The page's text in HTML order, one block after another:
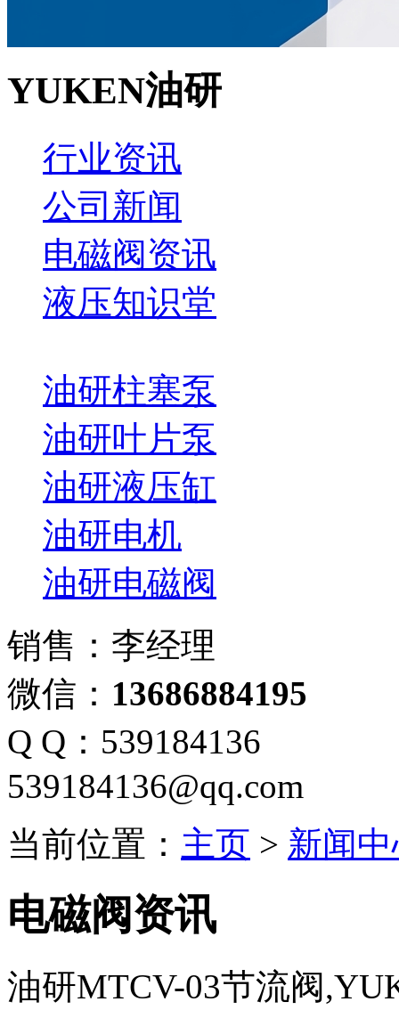
YUKEN油研
行业资讯
公司新闻
电磁阀资讯
液压知识堂
油研柱塞泵
油研叶片泵
油研液压缸
油研电机
油研电磁阀
销售：李经理
微信： 13686884195
Q Q：539184136
539184136@qq.com
当前位置： 主页 > 新闻
电磁阀资讯
油研MTCV-03节流阀